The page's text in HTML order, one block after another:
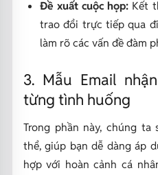
Đề xuất cuộc họp: Kết
trao đổi trực tiếp qua
làm rõ các vấn đề đàm
3. Mẫu Email
từng tình huống
Trong phần này, chúng
thể, giúp bạn dễ dàng áp
hợp với hoàn cảnh cá